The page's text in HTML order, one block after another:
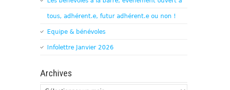
tous, adhérent.e, futur adhérent.e ou non !
Equipe & bénévoles
Infolettre Janvier 2026
Archives
Archives